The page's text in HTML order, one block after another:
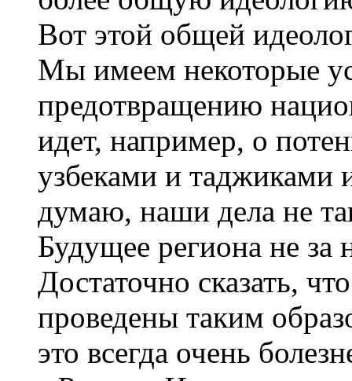
Вот этой общей
Мы имеем некоторые
предотвращению
идет, например, о
узбеками и таджиками
думаю, наши дела не
Будущее региона не за
Достаточно сказать,
проведены таким
это всегда очень